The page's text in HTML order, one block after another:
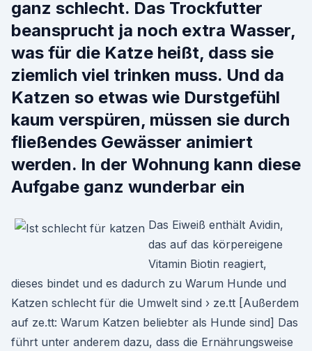
ganz schlecht. Das Trockfutter
beansprucht ja noch extra Wasser,
was für die Katze heißt, dass sie
ziemlich viel trinken muss. Und da
Katzen so etwas wie Durstgefühl
kaum verspüren, müssen sie durch
fließendes Gewässer animiert
werden. In der Wohnung kann diese
Aufgabe ganz wunderbar ein
Das Eiweiß enthält Avidin,
das auf das körpereigene
Vitamin Biotin reagiert,
dieses bindet und es dadurch zu Warum Hunde und
Katzen schlecht für die Umwelt sind › ze.tt [Außerdem
auf ze.tt: Warum Katzen beliebter als Hunde sind] Das
führt unter anderem dazu, dass die Ernährungsweise